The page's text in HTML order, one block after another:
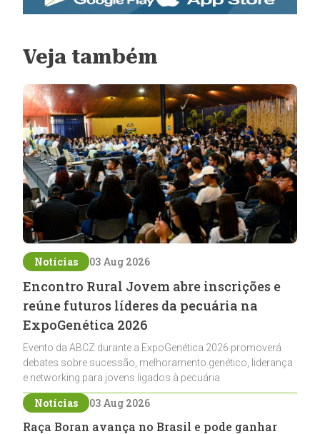
Veja também
Notícias 03 Aug 2026
Encontro Rural Jovem abre inscrições e
reúne futuros líderes da pecuária na
ExpoGenética 2026
Evento da ABCZ durante a ExpoGenética 2026 promoverá
debates sobre sucessão, melhoramento genético, liderança
e networking para jovens ligados à pecuária
Notícias 03 Aug 2026
Raça Boran avança no Brasil e pode ganhar